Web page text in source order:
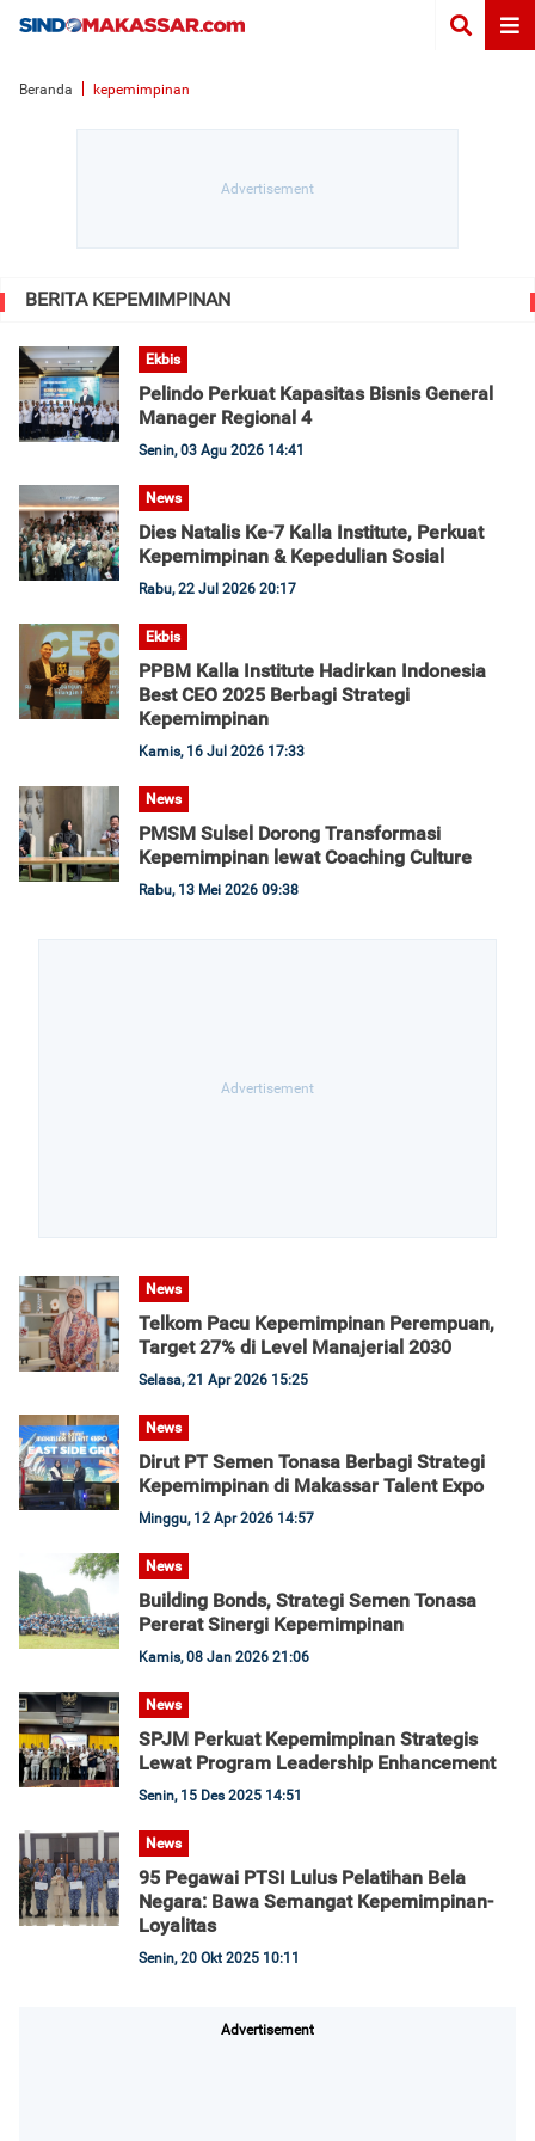
Beranda kepemimpinan
BERITA KEPEMIMPINAN
Ekbis
Pelindo Perkuat Kapasitas Bisnis General
Manager Regional 4
Senin, 03 Agu 2026 14:41
News
Dies Natalis Ke-7 Kalla Institute, Perkuat
Kepemimpinan & Kepedulian Sosial
Rabu, 22 Jul 2026 20:17
Ekbis
PPBM Kalla Institute Hadirkan Indonesia
Best CEO 2025 Berbagi Strategi
Kepemimpinan
Kamis, 16 Jul 2026 17:33
News
PMSM Sulsel Dorong Transformasi
Kepemimpinan lewat Coaching Culture
Rabu, 13 Mei 2026 09:38
News
Telkom Pacu Kepemimpinan Perempuan,
Target 27% di Level Manajerial 2030
Selasa, 21 Apr 2026 15:25
News
Dirut PT Semen Tonasa Berbagi Strategi
Kepemimpinan di Makassar Talent Expo
Minggu, 12 Apr 2026 14:57
News
Building Bonds, Strategi Semen Tonasa
Pererat Sinergi Kepemimpinan
Kamis, 08 Jan 2026 21:06
News
SPJM Perkuat Kepemimpinan Strategis
Lewat Program Leadership Enhancement
Senin, 15 Des 2025 14:51
News
95 Pegawai PTSI Lulus Pelatihan Bela
Negara: Bawa Semangat Kepemimpinan-
Loyalitas
Senin, 20 Okt 2025 10:11
Advertisement